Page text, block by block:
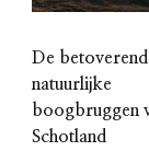
De
natuurlijke
boogbruggen
Schotland